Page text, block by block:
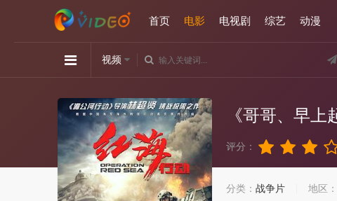
首页 电影 电视剧 综艺 动漫
视频
《哥哥、早
评分：
分类： 战争片 地区：